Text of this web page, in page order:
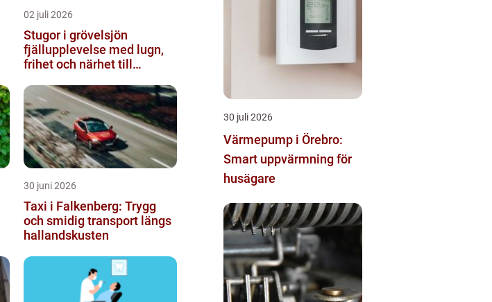
02 juli 2026
Stugor i grövelsjön
fjällupplevelse med lugn,
frihet och närhet till
30 juni 2026
Taxi i Falkenberg: Trygg
och smidig transport längs
hallandskusten
30 juli 2026
Värmepump i Örebro:
Smart uppvärmning för
husägare